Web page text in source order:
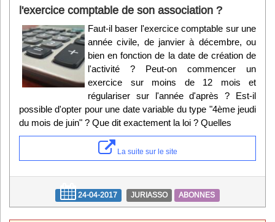
l'exercice comptable de son association ?
Faut-il baser l'exercice comptable sur une
année civile, de janvier à décembre, ou
bien en fonction de la date de création de
l'activité ? Peut-on commencer un
exercice sur moins de 12 mois et
régulariser sur l'année d'après ? Est-il
possible d'opter pour une date variable du type "4ème jeudi
du mois de juin" ? Que dit exactement la loi ? Quelles
La suite sur le site
24-04-2017 JURIASSO ABONNES